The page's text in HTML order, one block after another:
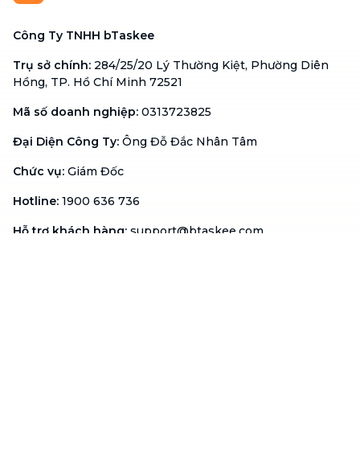
Công Ty TNHH bTaskee
Trụ sở chính: 284/25/20 Lý Thường Kiệt, Phường Diên
Hồng, TP. Hồ Chí Minh 72521
Mã số doanh nghiệp: 0313723825
Đại Diện Công Ty: Ông Đỗ Đắc Nhân Tâm
Chức vụ: Giám Đốc
Hotline: 1900 636 736
Hỗ trợ khách hàng: support@btaskee.com